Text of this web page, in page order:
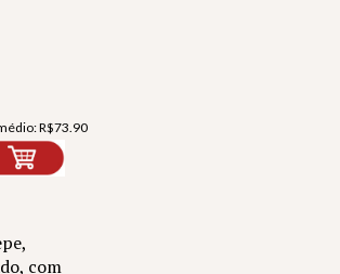
R$73.90
com